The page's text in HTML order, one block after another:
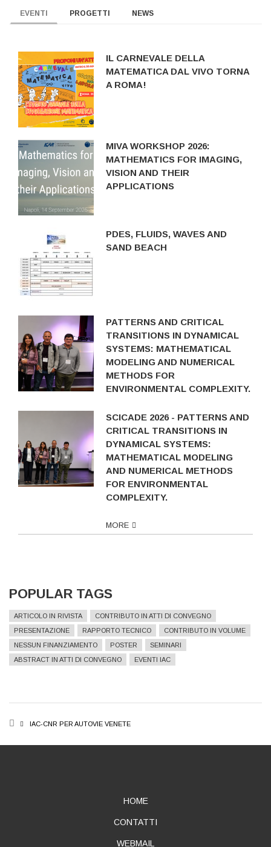
EVENTI PROGETTI NEWS
IL CARNEVALE DELLA
MATEMATICA DAL VIVO TORNA
A ROMA!
MIVA WORKSHOP 2026:
MATHEMATICS FOR IMAGING,
VISION AND THEIR
APPLICATIONS
PDES, FLUIDS, WAVES AND
SAND BEACH
PATTERNS AND CRITICAL
TRANSITIONS IN DYNAMICAL
SYSTEMS: MATHEMATICAL
MODELING AND NUMERICAL
METHODS FOR
ENVIRONMENTAL COMPLEXITY.
SCICADE 2026 - PATTERNS AND
CRITICAL TRANSITIONS IN
DYNAMICAL SYSTEMS:
MATHEMATICAL MODELING
AND NUMERICAL METHODS
FOR ENVIRONMENTAL
COMPLEXITY.
MORE
POPULAR TAGS
ARTICOLO IN RIVISTA
CONTRIBUTO IN ATTI DI CONVEGNO
PRESENTAZIONE
RAPPORTO TECNICO
CONTRIBUTO IN VOLUME
NESSUN FINANZIAMENTO
POSTER
SEMINARI
ABSTRACT IN ATTI DI CONVEGNO
EVENTI IAC
BREADCRUMB
IAC-CNR PER AUTOVIE VENETE
HOME
CONTATTI
WEBMAIL